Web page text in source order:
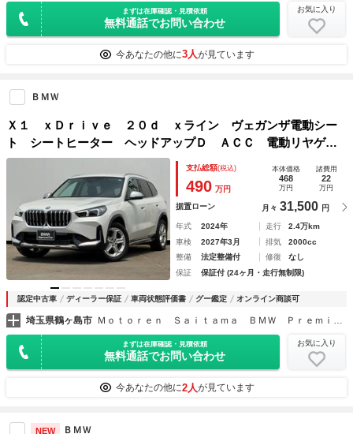
まずは在庫確認・見積依頼
無料通話でお問い合わせ
お気に入り
今あなたの他に3人が見ています
ＢＭＷ
Ｘ１ ｘＤｒｉｖｅ ２０ｄ ｘライン ヴェガンザ電動シー
ト シートヒーター ヘッドアップＤ ＡＣＣ 電動リヤゲー
ト １８インチＡＷ ヘッドアップＤ ＡＣＣ タッチパネル
ナビ 全周囲カメラ アップルカープレイ 電動リヤゲート
ＥＴＣ 禁煙車
支払総額(税込)
490 万円
本体価格
468
万円
諸費用
22
万円
据置ローン 月々 31,500 円
年式 2024年 走行
2.4万km
車検
2027年3月 排気
2000cc
整備
法定整備付 修復
なし
保証
保証付 (24ヶ月・走行無制限)
認定中古車 ディーラー保証 車両状態評価書 グー鑑定 オンライン商談可
埼玉県鶴ヶ島市 Ｍｏｔｏｒｅｎ Ｓａｉｔａｍａ ＢＭＷ Ｐｒｅｍｉｕｍ Ｓｅｌｅｃｔｉｏｎ 鶴ヶ島
まずは在庫確認・見積依頼
無料通話でお問い合わせ
お気に入り
今あなたの他に2人が見ています
NEW ＢＭＷ